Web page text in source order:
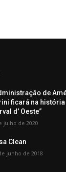
de
ficará na
d’ Oeste”
julho de 2020
Clean
junho de 2018